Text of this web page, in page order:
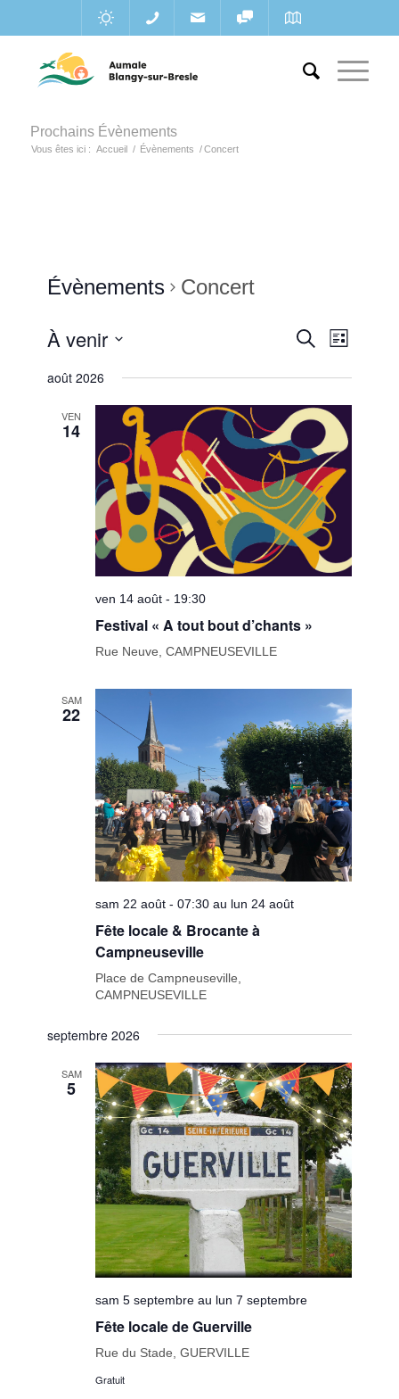
Prochains Évènements
Vous êtes ici : Accueil / Évènements / Concert
Évènements Concert
de
vues
Recherche
vues
Liste
À venir
une
août 2026
VEN
14
ven 14 août - 19:30
Festival « A tout bout d’chants »
Rue Neuve, CAMPNEUSEVILLE
SAM
22
sam 22 août - 07:30 au lun 24 août
Fête locale & Brocante à
Campneuseville
Place de Campneuseville,
CAMPNEUSEVILLE
septembre 2026
SAM
5
sam 5 septembre au lun 7 septembre
Fête locale de Guerville
Rue du Stade, GUERVILLE
Gratuit